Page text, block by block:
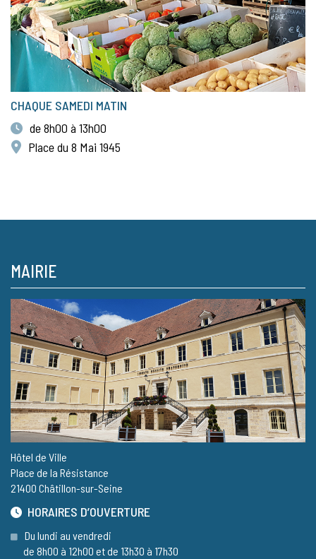
CHAQUE SAMEDI MATIN
de 8h00 à 13h00
Place du 8 Mai 1945
MAIRIE
Hôtel de Ville
Place de la Résistance
21400 Châtillon-sur-Seine
HORAIRES D’OUVERTURE
Du lundi au vendredi
de 8h00 à 12h00 et de 13h30 à 17h30